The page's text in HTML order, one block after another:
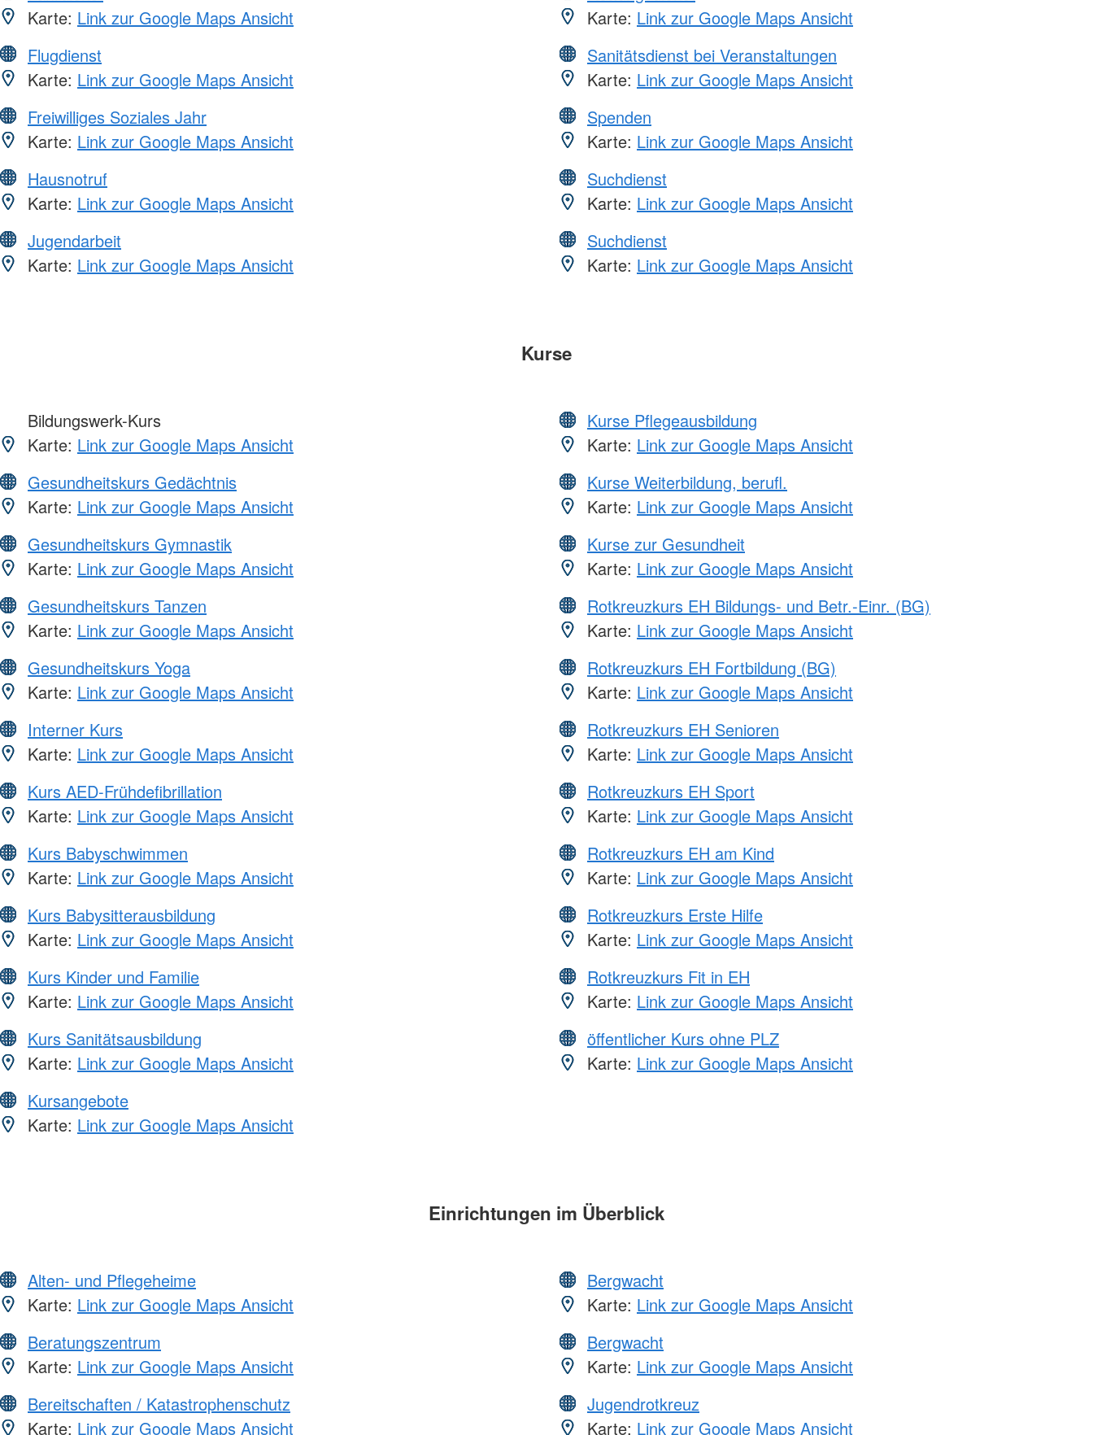
Karte: Link zur Google Maps Ansicht
Flugdienst
Karte: Link zur Google Maps Ansicht
Freiwilliges Soziales Jahr
Karte: Link zur Google Maps Ansicht
Hausnotruf
Karte: Link zur Google Maps Ansicht
Jugendarbeit
Karte: Link zur Google Maps Ansicht
Karte: Link zur Google Maps Ansicht
Sanitätsdienst bei Veranstaltungen
Karte: Link zur Google Maps Ansicht
Spenden
Karte: Link zur Google Maps Ansicht
Suchdienst
Karte: Link zur Google Maps Ansicht
Suchdienst
Karte: Link zur Google Maps Ansicht
Kurse
Bildungswerk-Kurs
Karte: Link zur Google Maps Ansicht
Gesundheitskurs Gedächtnis
Karte: Link zur Google Maps Ansicht
Gesundheitskurs Gymnastik
Karte: Link zur Google Maps Ansicht
Gesundheitskurs Tanzen
Karte: Link zur Google Maps Ansicht
Gesundheitskurs Yoga
Karte: Link zur Google Maps Ansicht
Interner Kurs
Karte: Link zur Google Maps Ansicht
Kurs AED-Frühdefibrillation
Karte: Link zur Google Maps Ansicht
Kurs Babyschwimmen
Karte: Link zur Google Maps Ansicht
Kurs Babysitterausbildung
Karte: Link zur Google Maps Ansicht
Kurs Kinder und Familie
Karte: Link zur Google Maps Ansicht
Kurs Sanitätsausbildung
Karte: Link zur Google Maps Ansicht
Kursangebote
Karte: Link zur Google Maps Ansicht
Kurse Pflegeausbildung
Karte: Link zur Google Maps Ansicht
Kurse Weiterbildung, berufl.
Karte: Link zur Google Maps Ansicht
Kurse zur Gesundheit
Karte: Link zur Google Maps Ansicht
Rotkreuzkurs EH Bildungs- und Betr.-Einr. (BG)
Karte: Link zur Google Maps Ansicht
Rotkreuzkurs EH Fortbildung (BG)
Karte: Link zur Google Maps Ansicht
Rotkreuzkurs EH Senioren
Karte: Link zur Google Maps Ansicht
Rotkreuzkurs EH Sport
Karte: Link zur Google Maps Ansicht
Rotkreuzkurs EH am Kind
Karte: Link zur Google Maps Ansicht
Rotkreuzkurs Erste Hilfe
Karte: Link zur Google Maps Ansicht
Rotkreuzkurs Fit in EH
Karte: Link zur Google Maps Ansicht
öffentlicher Kurs ohne PLZ
Karte: Link zur Google Maps Ansicht
Einrichtungen im Überblick
Alten- und Pflegeheime
Karte: Link zur Google Maps Ansicht
Beratungszentrum
Karte: Link zur Google Maps Ansicht
Bereitschaften / Katastrophenschutz
Karte: Link zur Google Maps Ansicht
Bergwacht
Karte: Link zur Google Maps Ansicht
Bergwacht
Karte: Link zur Google Maps Ansicht
Jugendrotkreuz
Karte: Link zur Google Maps Ansicht